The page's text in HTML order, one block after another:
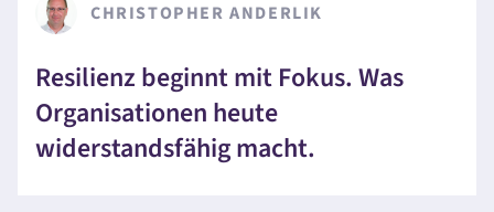
CHRISTOPHER ANDERLIK
Resilienz beginnt mit Fokus. Was
Organisationen heute
widerstandsfähig macht.